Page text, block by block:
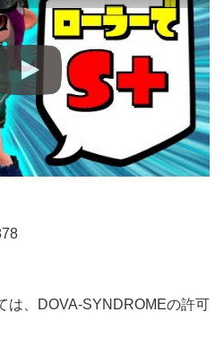
、DOVA-SYNDROMEの許可